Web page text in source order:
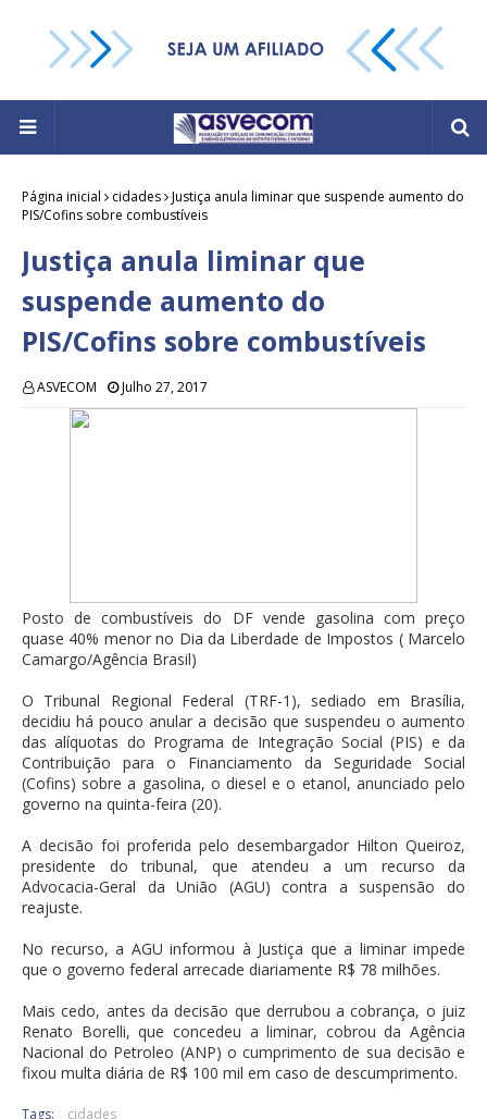
Página inicial cidades Justiça anula liminar que suspende aumento do
PIS/Cofins sobre combustíveis
Justiça anula liminar que
suspende aumento do
PIS/Cofins sobre combustíveis
ASVECOM Julho 27, 2017
Posto de combustíveis do DF vende gasolina com preço
quase 40% menor no Dia da Liberdade de Impostos ( Marcelo
Camargo/Agência Brasil)
O Tribunal Regional Federal (TRF-1), sediado em Brasília,
decidiu há pouco anular a decisão que suspendeu o aumento
das alíquotas do Programa de Integração Social (PIS) e da
Contribuição para o Financiamento da Seguridade Social
(Cofins) sobre a gasolina, o diesel e o etanol, anunciado pelo
governo na quinta-feira (20).
A decisão foi proferida pelo desembargador Hilton Queiroz,
presidente do tribunal, que atendeu a um recurso da
Advocacia-Geral da União (AGU) contra a suspensão do
reajuste.
No recurso, a AGU informou à Justiça que a liminar impede
que o governo federal arrecade diariamente R$ 78 milhões.
Mais cedo, antes da decisão que derrubou a cobrança, o juiz
Renato Borelli, que concedeu a liminar, cobrou da Agência
Nacional do Petroleo (ANP) o cumprimento de sua decisão e
fixou multa diária de R$ 100 mil em caso de descumprimento.
Tags: cidades